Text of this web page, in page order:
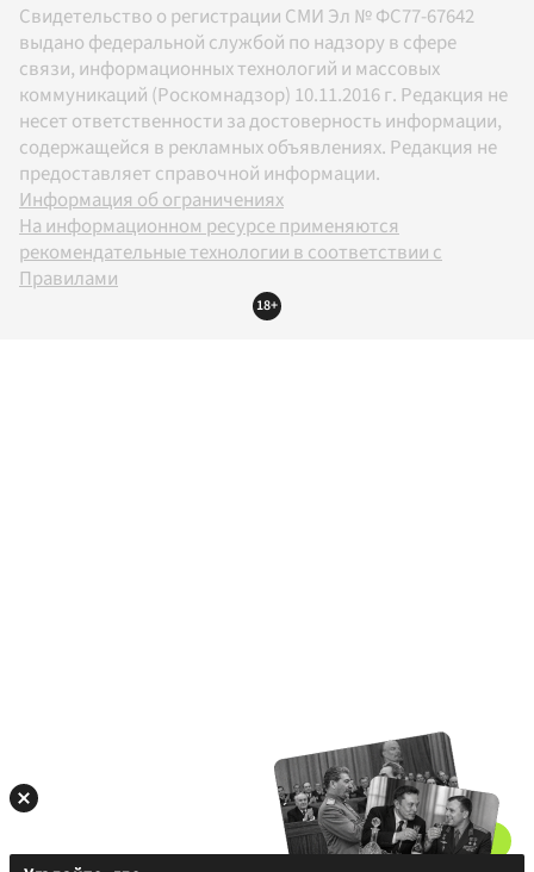
Свидетельство о регистрации СМИ Эл № ФС77-67642
выдано федеральной службой по надзору в сфере
связи, информационных технологий и массовых
коммуникаций (Роскомнадзор) 10.11.2016 г. Редакция не
несет ответственности за достоверность информации,
содержащейся в рекламных объявлениях. Редакция не
предоставляет справочной информации.
Информация об ограничениях
На информационном ресурсе применяются
рекомендательные технологии в соответствии с
Правилами
18+